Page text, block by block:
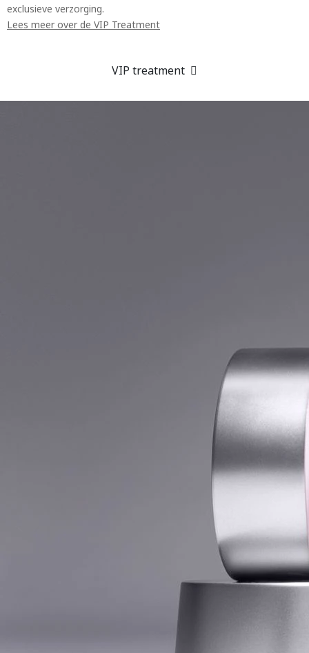
exclusieve verzorging.
Lees meer over de VIP Treatment
VIP treatment